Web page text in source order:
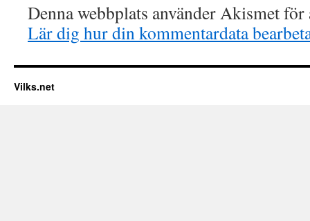
Denna webbplats använder Akismet
Lär dig hur din kommentardata
Vilks.net